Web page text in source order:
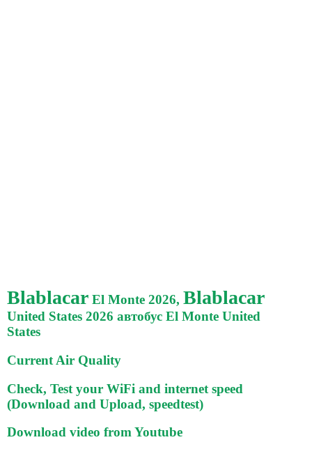
Blablacar El Monte 2026, Blablacar
United States 2026 автобус El Monte United
States
Current Air Quality
Check, Test your WiFi and internet speed
(Download and Upload, speedtest)
Download video from Youtube